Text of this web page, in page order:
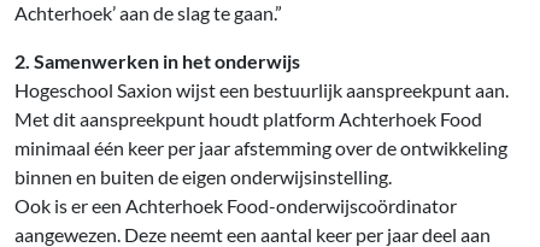
Achterhoek’ aan de slag te gaan.”
2. Samenwerken in het onderwijs
Hogeschool Saxion wijst een bestuurlijk aanspreekpunt aan.
Met dit aanspreekpunt houdt platform Achterhoek Food
minimaal één keer per jaar afstemming over de ontwikkeling
binnen en buiten de eigen onderwijsinstelling.
Ook is er een Achterhoek Food-onderwijscoördinator
aangewezen. Deze neemt een aantal keer per jaar deel aan